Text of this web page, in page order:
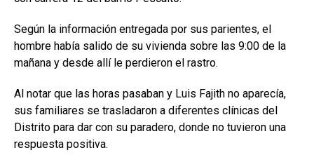
Según la información entregada por sus parientes, el
hombre había salido de su vivienda sobre las 9:00 de la
mañana y desde allí le perdieron el rastro.
Al notar que las horas pasaban y Luis Fajith no aparecía,
sus familiares se trasladaron a diferentes clínicas del
Distrito para dar con su paradero, donde no tuvieron una
respuesta positiva.